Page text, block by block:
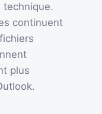
technique.
continuent
plus